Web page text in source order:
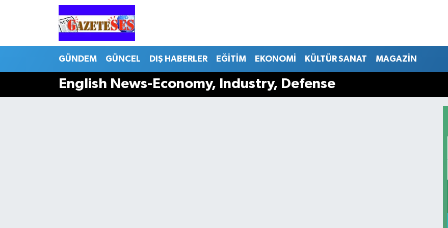
GÜNDEM GÜNCEL DIŞ HABERLER EĞİTİM EKONOMİ KÜLTÜR SANAT MAGAZİN
English News-Economy, Industry, Defense